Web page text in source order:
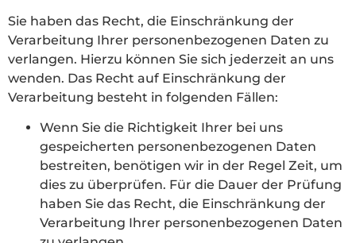
Sie haben das Recht, die Einschränkung der
Verarbeitung Ihrer personenbezogenen Daten zu
verlangen. Hierzu können Sie sich jederzeit an uns
wenden. Das Recht auf Einschränkung der
Verarbeitung besteht in folgenden Fällen:
Wenn Sie die Richtigkeit Ihrer bei uns
gespeicherten personenbezogenen Daten
bestreiten, benötigen wir in der Regel Zeit, um
dies zu überprüfen. Für die Dauer der Prüfung
haben Sie das Recht, die Einschränkung der
Verarbeitung Ihrer personenbezogenen Daten